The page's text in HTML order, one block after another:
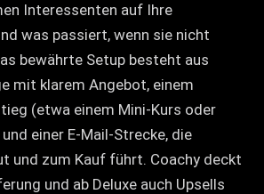
Interessenten auf Ihre
was passiert, wenn sie nicht
bewährte Setup besteht aus
mit klarem Angebot, einem
(etwa einem Mini-Kurs oder
einer E-Mail-Strecke, die
und zum Kauf führt. Coachy deckt
und ab Deluxe auch Upsells